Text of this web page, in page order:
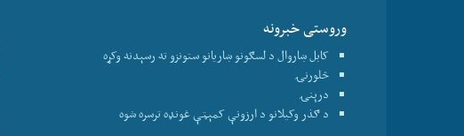
وروستی خبرونه
کابل ښاروال د لسګونو ښاریانو ستونزو ته رسېدنه وکړه
څلورنۍ
درېنۍ
د ګذر وکیلانو د ارزونې کمېټې غونډه ترسره شوه